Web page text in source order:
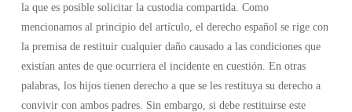
la que es posible solicitar la custodia compartida. Como
mencionamos al principio del artículo, el derecho español se rige con
la premisa de restituir cualquier daño causado a las condiciones que
existían antes de que ocurriera el incidente en cuestión. En otras
palabras, los hijos tienen derecho a que se les restituya su derecho a
convivir con ambos padres. Sin embargo, si debe restituirse este